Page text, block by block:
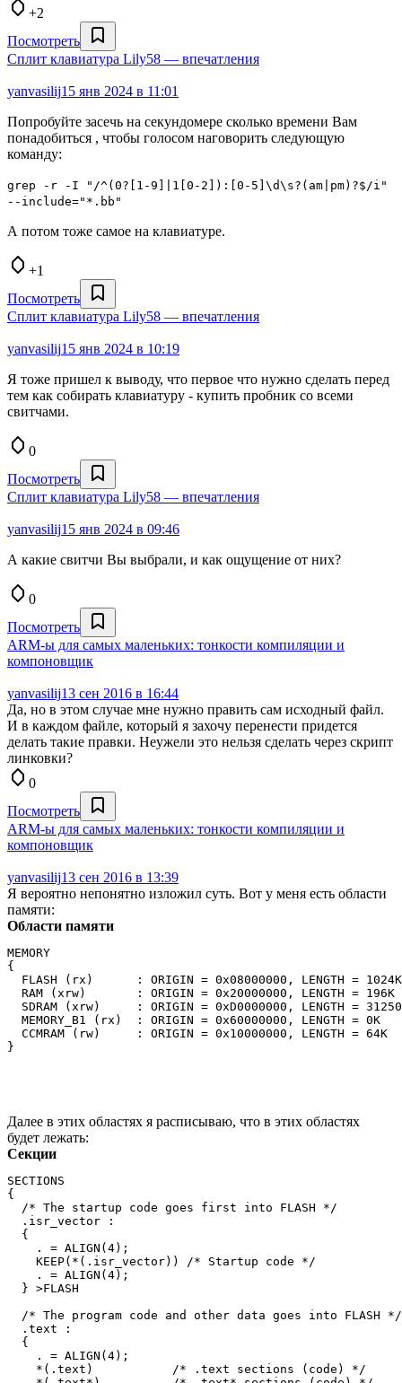
+2
Посмотреть
Сплит клавиатура Lily58 — впечатления
yanvasilij15 янв 2024 в 11:01
Попробуйте засечь на секундомере сколько времени Вам
понадобиться , чтобы голосом наговорить следующую
команду:
grep -r -I "/^(0?[1-9]|1[0-2]):[0-5]\d\s?(am|pm)?$/i"
--include="*.bb"
А потом тоже самое на клавиатуре.
+1
Посмотреть
Сплит клавиатура Lily58 — впечатления
yanvasilij15 янв 2024 в 10:19
Я тоже пришел к выводу, что первое что нужно сделать перед
тем как собирать клавиатуру - купить пробник со всеми
свитчами.
0
Посмотреть
Сплит клавиатура Lily58 — впечатления
yanvasilij15 янв 2024 в 09:46
А какие свитчи Вы выбрали, и как ощущение от них?
0
Посмотреть
ARM-ы для самых маленьких: тонкости компиляции и
компоновщик
yanvasilij13 сен 2016 в 16:44
Да, но в этом случае мне нужно править сам исходный файл.
И в каждом файле, который я захочу перенести придется
делать такие правки. Неужели это нельзя сделать через скрипт
линковки?
0
Посмотреть
ARM-ы для самых маленьких: тонкости компиляции и
компоновщик
yanvasilij13 сен 2016 в 13:39
Я вероятно непонятно изложил суть. Вот у меня есть области
памяти:
Области памяти
MEMORY
{
  FLASH (rx)      : ORIGIN = 0x08000000, LENGTH = 1024K
  RAM (xrw)       : ORIGIN = 0x20000000, LENGTH = 196K
  SDRAM (xrw)	  : ORIGIN = 0xD0000000, LENGTH = 31250K
  MEMORY_B1 (rx)  : ORIGIN = 0x60000000, LENGTH = 0K
  CCMRAM (rw)     : ORIGIN = 0x10000000, LENGTH = 64K
Далее в этих областях я расписываю, что в этих областях
будет лежать:
Секции
SECTIONS
{
  /* The startup code goes first into FLASH */
  .isr_vector :
  {
    . = ALIGN(4);
    KEEP(*(.isr_vector)) /* Startup code */
    . = ALIGN(4);
  } >FLASH
  /* The program code and other data goes into FLASH */
  .text :
  {
    . = ALIGN(4);
    *(.text)           /* .text sections (code) */